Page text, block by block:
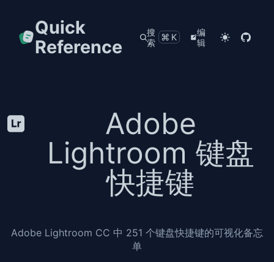
Quick
Reference
搜
索
⌘K
编
辑
Adobe
Lightroom 键盘
快捷键
Adobe Lightroom CC 中 251 个键盘快捷键的可视化备忘
单